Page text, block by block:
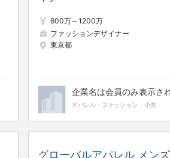
800万～1200万
ファッションデザイナー
東京都
企業名は会員のみ表示さ
アパレル・ファッション 小売
グローバルアパレル メン